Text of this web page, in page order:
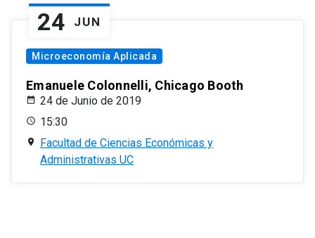
24 JUN
Microeconomía Aplicada
Emanuele Colonnelli, Chicago Booth
24 de Junio de 2019
15:30
Facultad de Ciencias Económicas y
Administrativas UC